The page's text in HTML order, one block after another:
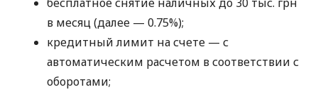
в месяц (далее — 0.75%);
кредитный лимит на счете — с
автоматическим расчетом в соответствии с
оборотами;